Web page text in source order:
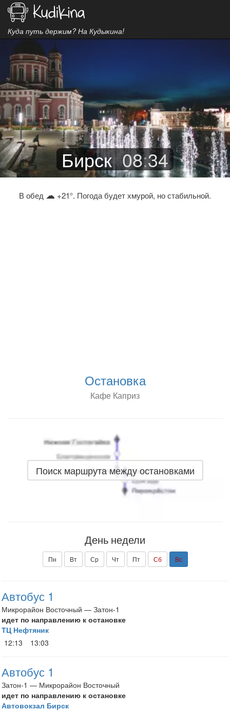
Куда путь держим? На Кудыкина!
Бирск 08:34
В обед ☁ +21°. Погода будет хмурой, но стабильной.
Остановка
Кафе Каприз
Поиск маршрута между остановками
День недели
Пн Вт Ср Чт Пт Сб Вс
Автобус 1
Микрорайон Восточный — Затон-1
идет по направлению к остановке
ТЦ Нефтяник
12:13
13:03
Автобус 1
Затон-1 — Микрорайон Восточный
идет по направлению к остановке
Автовокзал Бирск